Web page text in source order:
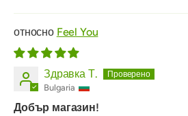
Feel You
Здравка Т.
Bulgaria
Добър магазин!